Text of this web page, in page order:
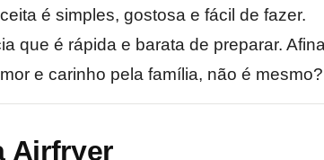
é simples, gostosa e fácil de fazer.
que é rápida e barata de preparar.
e carinho pela família, não é mesmo?
Airfryer